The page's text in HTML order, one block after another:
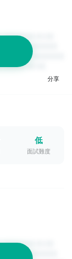
分享
低
面試難度